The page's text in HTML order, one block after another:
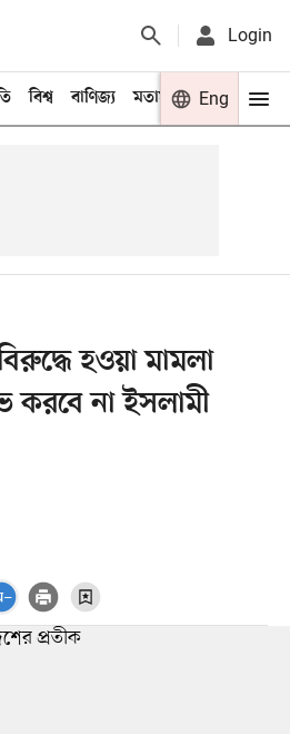
Login
বিশ্ব বাণিজ্য মতামত খেলা
Eng
হওয়া মামলা
করবে না ইসলামী